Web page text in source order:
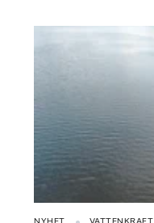
NYHET VATTENKRAFT